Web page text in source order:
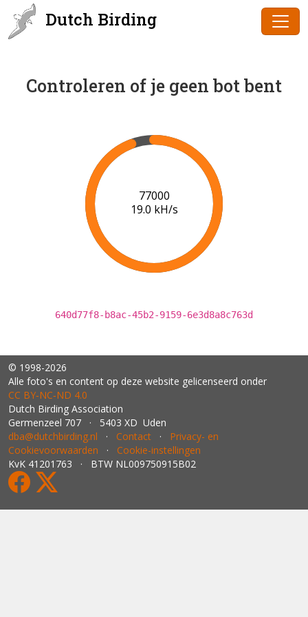
Dutch Birding
Controleren of je geen bot bent
78000
19.1 kH/s
640d77f8-b8ac-45b2-9159-6e3d8a8c763d
© 1998-2026
Alle foto's en content op deze website gelicenseerd onder
CC BY‑NC‑ND 4.0
Dutch Birding Association
Germenzeel 707 · 5403 XD Uden
dba@dutchbirding.nl · Contact · Privacy- en
Cookievoorwaarden · Cookie-instellingen
KvK 41201763 · BTW NL009750915B02